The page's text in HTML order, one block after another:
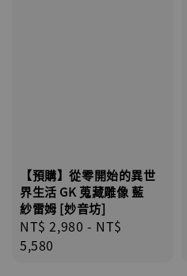
【預購】從零開始的異世
界生活 GK 蒐藏雕像 藍
紗雷姆 [妙音坊]
Regular
price
NT$ 2,980 - NT$
5,580